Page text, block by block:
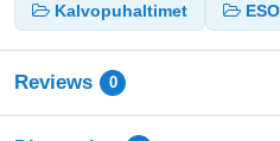
Kalvopuhaltimet
Reviews 0